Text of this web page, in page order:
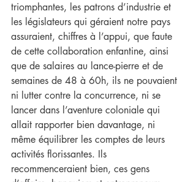
triomphantes, les patrons d’industrie et
les législateurs qui géraient notre pays
assuraient, chiffres à l’appui, que faute
de cette collaboration enfantine, ainsi
que de salaires au lance-pierre et de
semaines de 48 à 60h, ils ne pouvaient
ni lutter contre la concurrence, ni se
lancer dans l’aventure coloniale qui
allait rapporter bien davantage, ni
même équilibrer les comptes de leurs
activités florissantes. Ils
recommenceraient bien, ces gens